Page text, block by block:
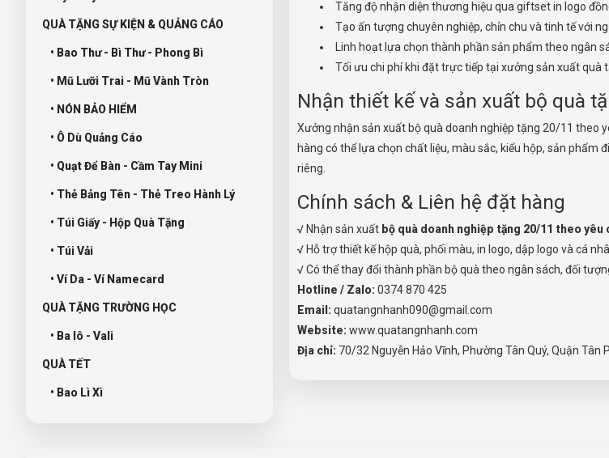
QUÀ TẶNG SỰ KIỆN & QUẢNG CÁO
• Bao Thư - Bì Thư - Phong Bì
• Mũ Lưỡi Trai - Mũ Vành Tròn
• NÓN BẢO HIỂM
• Ô Dù Quảng Cáo
• Quạt Để Bàn - Cầm Tay Mini
• Thẻ Bảng Tên - Thẻ Treo Hành Lý
• Túi Giấy - Hộp Quà Tặng
• Túi Vải
• Ví Da - Ví Namecard
QUÀ TẶNG TRƯỜNG HỌC
• Ba lô - Vali
QUÀ TẾT
• Bao Lì Xì
Tăng độ nhận diện thương hiệu qua giftset in logo
Tạo ấn tượng chuyên nghiệp, chỉn chu và tinh tế với
Linh hoạt lựa chọn thành phần sản phẩm theo ngân
Tối ưu chi phí khi đặt trực tiếp tại xưởng sản xuất quà
Nhận thiết kế và sản xuất bộ quà
Xưởng nhận sản xuất bộ quà doanh nghiệp tặng 20/11 theo
hàng có thể lựa chọn chất liệu, màu sắc, kiểu hộp, sản
riêng.
Chính sách & Liên hệ đặt hàng
√ Nhận sản xuất bộ quà doanh nghiệp tặng 20/11 theo yêu
√ Hỗ trợ thiết kế hộp quà, phối màu, in logo, dập logo và cá
√ Có thể thay đổi thành phần bộ quà theo ngân sách, đối
Hotline / Zalo: 0374 870 425
Email: quatangnhanh090@gmail.com
Website: www.quatangnhanh.com
Địa chỉ: 70/32 Nguyễn Hảo Vĩnh, Phường Tân Quý, Quận Tân